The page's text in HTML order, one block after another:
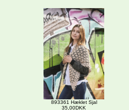
893361 Hæklet Sjal
35,00DKK